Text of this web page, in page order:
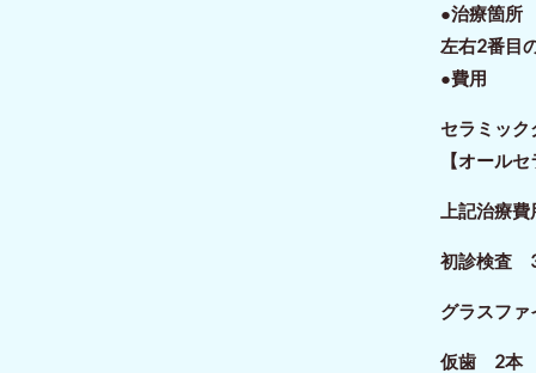
●治療箇
左右2番目
●費用
セラミ
【オール
上記治療
初診検査
グラスフ
仮歯 2